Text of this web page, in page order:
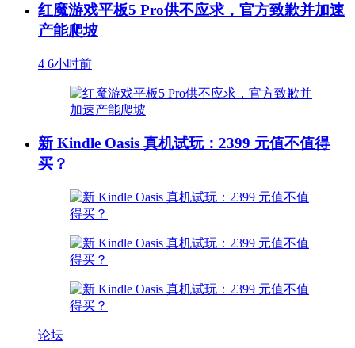
红魔游戏平板5 Pro供不应求，官方致歉并加速
产能爬坡
4 6小时前
新 Kindle Oasis 真机试玩：2399 元值不值得
买？
论坛